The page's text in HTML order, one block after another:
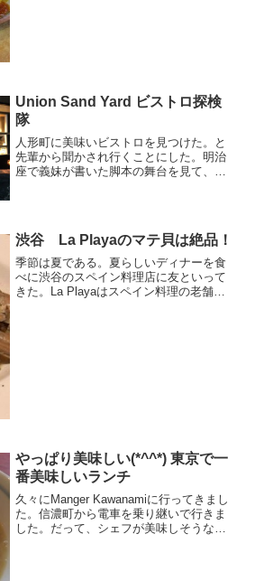
Union Sand Yard ビストロ探検
隊
人形町に美味いビストロを見つけた。と
先輩から聞かされ行くことにした。明治
座で義妹が書いた脚本の舞台を見て、明
渋谷 La Playaのマテ貝は絶品！
季節は夏である。夏らしいディナーを食
べに渋谷のスペイン料理店に友といって
きた。La Playaはスペイン料理の老舗で
やっぱり美味しい(*^^*) 東京で一
番美味しいランチ
久々にManger Kawanamiに行ってきまし
た。信濃町から電車を乗り継いで行きま
した。だって、シェフが美味しそうなお